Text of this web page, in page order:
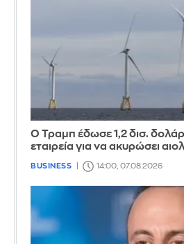
Ο Τραμπ έδωσε 1,2 δισ.
εταιρεία για να ακυρώσει
BUSINESS 14:00, 07.08.2026